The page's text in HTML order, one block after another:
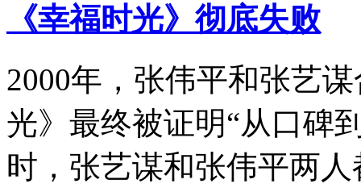
《幸福时光》彻底失败
2000年，张伟平和张艺
光》最终被证明“从口碑
时，张艺谋和张伟平两